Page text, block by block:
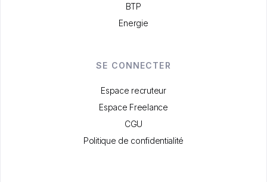
BTP
Energie
SE CONNECTER
Espace recruteur
Espace Freelance
CGU
Politique de confidentialité